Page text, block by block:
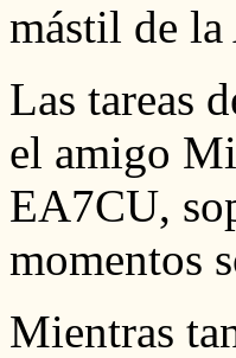
mástil de
Las tareas
el amigo
EA7CU,
momentos
Mientras